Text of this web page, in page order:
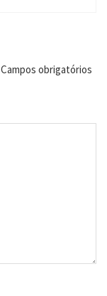
Campos obrigatórios